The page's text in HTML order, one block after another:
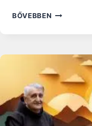
BŐVEBBEN
SORSA
NAGYON